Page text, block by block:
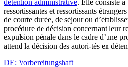
détention administrative. Elle consiste à
ressortissantes et ressortissants
de courte durée, de séjour ou
procédure de décision concernant leur
expulsion pénale dans le cadre d’une
attend la décision des autori-tés en
DE: Vorbereitungshaft